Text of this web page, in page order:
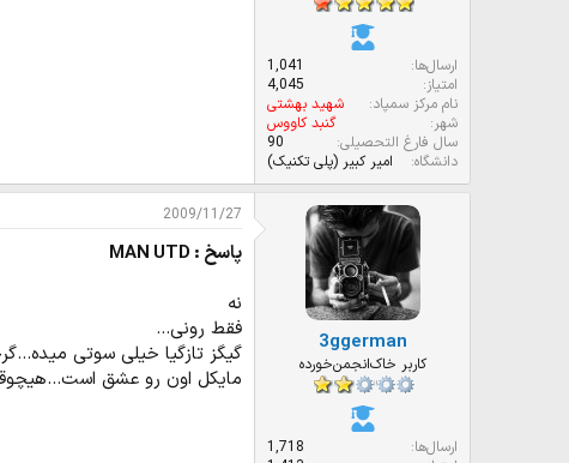
ارسال‌ها
1,041
امتیاز
4,045
نام مرکز سمپاد
شهید بهشتی
شهر
گنبد کاووس
سال فارغ التحصیلی
90
دانشگاه
امیر کبیر (پلی تکنیک)
3ggerman
کاربر خاک‌انجمن‌خورده
ارسال‌ها
1,718
2009/11/27
پاسخ : MAN UTD
نه
فقط رونی...
گیگز تازگیا خیلی سوتی
مایکل اون رو عشق